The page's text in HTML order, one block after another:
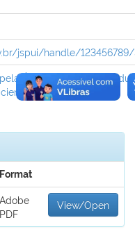
jspui/handle/
Área de Edição e
Format
Adobe
PDF
View/Open